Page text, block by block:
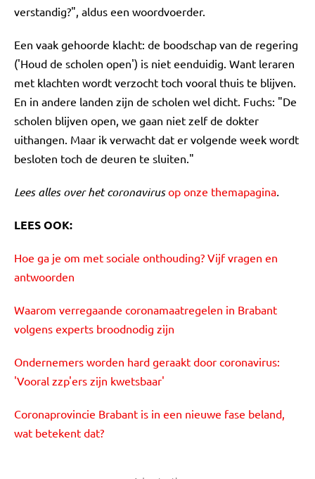
verstandig?", aldus een woordvoerder.
Een vaak gehoorde klacht: de boodschap van de regering
('Houd de scholen open') is niet eenduidig. Want leraren
met klachten wordt verzocht toch vooral thuis te blijven.
En in andere landen zijn de scholen wel dicht. Fuchs: "De
scholen blijven open, we gaan niet zelf de dokter
uithangen. Maar ik verwacht dat er volgende week wordt
besloten toch de deuren te sluiten."
Lees alles over het coronavirusop onze themapagina.
LEES OOK:
Hoe ga je om met sociale onthouding? Vijf vragen en
antwoorden
Waarom verregaande coronamaatregelen in Brabant
volgens experts broodnodig zijn
Ondernemers worden hard geraakt door coronavirus:
'Vooral zzp'ers zijn kwetsbaar'
Coronaprovincie Brabant is in een nieuwe fase beland,
wat betekent dat?